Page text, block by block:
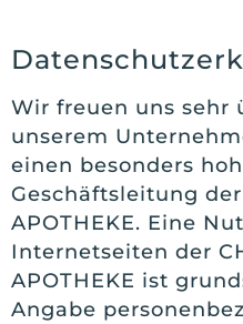
Wir freuen uns sehr
unserem
einen besonders
Geschäftsleitung der
APOTHEKE. Eine
Internetseiten der
APOTHEKE ist
Angabe